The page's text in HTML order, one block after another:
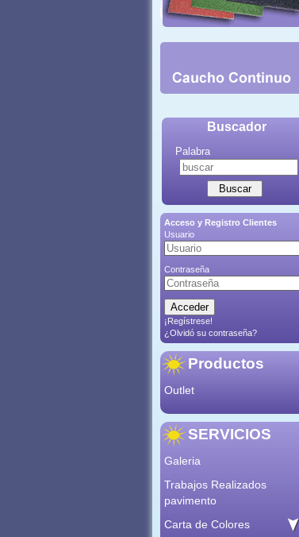
Buscador
Palabra
Acceso y Registro Clientes
Usuario
Contraseña
¡Regístrese!
¿Olvidó su contraseña?
Productos
Outlet
SERVICIOS
Galeria
Trabajos Realizados
pavimento
Carta de Colores